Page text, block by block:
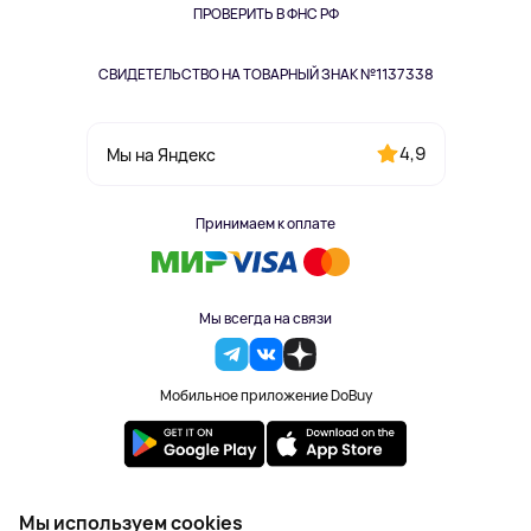
ПРОВЕРИТЬ В ФНС РФ
СВИДЕТЕЛЬСТВО НА ТОВАРНЫЙ ЗНАК №1137338
Мы на Яндекс 4,9
Принимаем к оплате
Мы всегда на связи
Мобильное приложение DoBuy
Одежда и аксессуары
2023-2026 © DoBuy. Все права защищены
Мы используем cookies